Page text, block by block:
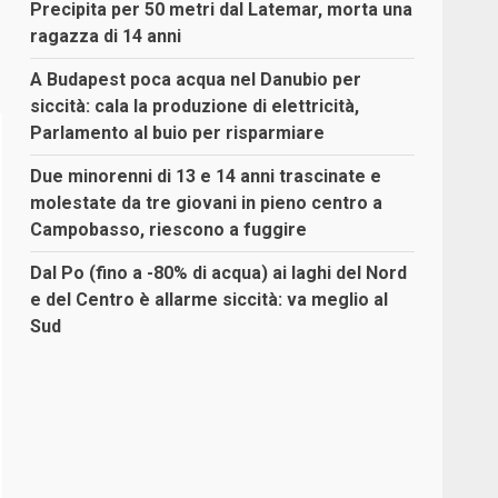
Precipita per 50 metri dal Latemar, morta una
ragazza di 14 anni
A Budapest poca acqua nel Danubio per
siccità: cala la produzione di elettricità,
Parlamento al buio per risparmiare
Due minorenni di 13 e 14 anni trascinate e
molestate da tre giovani in pieno centro a
Campobasso, riescono a fuggire
Dal Po (fino a -80% di acqua) ai laghi del Nord
e del Centro è allarme siccità: va meglio al
Sud